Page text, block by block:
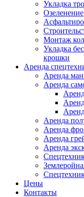
Укладка
Озеленение
Монтаж
Укладка
крошки
Аренда
Аренда
Аренда
Аренда
Аренда
Аренда
Аренда
Цены
Контакты